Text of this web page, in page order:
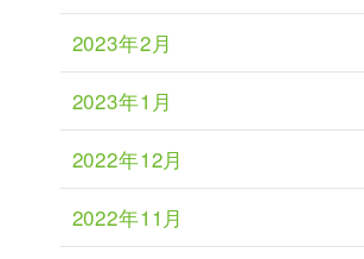
2023年2月
2023年1月
2022年12月
2022年11月